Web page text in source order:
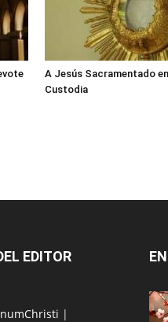
A Jesús Sacramentado
Custodia
EDITOR
|